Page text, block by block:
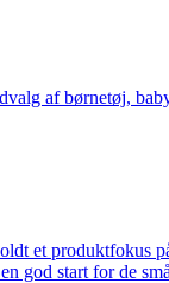
af børnetøj,
et produktfokus
god start for de